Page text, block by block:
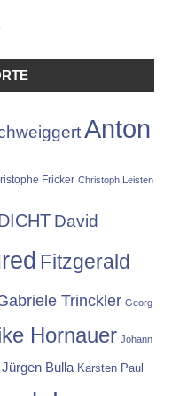
Anton
Fricker Christoph Leisten
David
Fitzgerald
Trinckler Georg
Hornauer Johann
Jürgen Bulla Karsten Paul